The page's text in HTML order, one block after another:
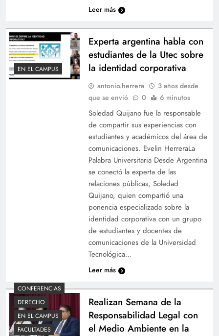
Leer más
EN EL CAMPUS
Experta argentina habla con
estudiantes de la Utec sobre
la identidad corporativa
antonio.herrera
3 años desde
que se envió
0 6 minutos
Soledad Quijano fue la responsable
de compartir sus experiencias con
estudiantes y académicos del área de
comunicaciones. Evelin HerreraLa
Palabra Universitaria Desde Argentina
se conectó la experta de las
relaciones públicas, Soledad
Quijano, quien compartió una
ponencia especializada sobre la
identidad corporativa con un grupo
de estudiantes y docentes de
comunicaciones de la Universidad
Tecnológica…
Leer más
CONFERENCIAS
DERECHO
EN EL CAMPUS
FACULTADES
Realizan Semana de la
Responsabilidad Legal con
el Medio Ambiente en la